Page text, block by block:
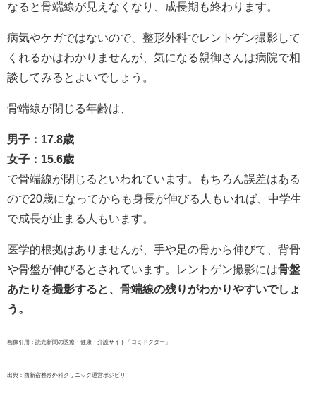
なると骨端線が見えなくなり、成長期も終わります。
病気やケガではないので、整形外科でレントゲン撮影して
くれるかはわかりませんが、気になる親御さんは病院で相
談してみるとよいでしょう。
骨端線が閉じる年齢は、
男子：17.8歳
女子：15.6歳
で骨端線が閉じるといわれています。もちろん誤差はある
ので20歳になってからも身長が伸びる人もいれば、中学生
で成長が止まる人もいます。
医学的根拠はありませんが、手や足の骨から伸びて、背骨
や骨盤が伸びるとされています。レントゲン撮影には骨盤
あたりを撮影すると、骨端線の残りがわかりやすいでしょ
う。
画像引用：読売新聞の医療・健康・介護サイト「ヨミドクター」
出典：西新宿整形外科クリニック運営ポジビリ